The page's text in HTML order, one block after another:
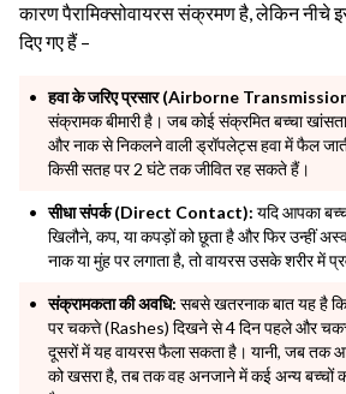
कारण पैरामिक्सोवायरस संक्रमण है, लेकिन
दिए गए हैं –
हवा के जरिए प्रसार (Airborne
संक्रामक बीमारी है। जब कोई संक्रमित बच्चा
और नाक से निकलने वाली ड्रॉपलेट्स हवा में फैल
किसी सतह पर 2 घंटे तक जीवित रह सकते हैं।
सीधा संपर्क (Direct Contact): यदि आपका
खिलौने, कप, या कपड़ों को छूता है और फिर उन्हीं
नाक या मुंह पर लगाता है, तो वायरस उसके शरीर में
संक्रामकता की अवधि: सबसे खतरनाक बात यह है
पर चकत्ते (Rashes) दिखने से 4 दिन पहले और
दूसरों में यह वायरस फैला सकता है। यानी, जब तक
को खसरा है, तब तक वह अनजाने में कई अन्य बच्चों